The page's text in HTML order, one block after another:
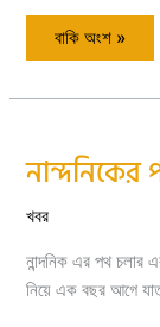
বাকি অংশ »
খবর
নান্দনিক এর পথ চলার
নিয়ে এক বছর আগে
নান্দনিকের
পথ